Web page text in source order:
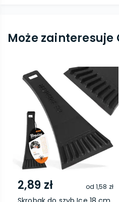
Może zainteresuje
2,89 zł od1,58 zł